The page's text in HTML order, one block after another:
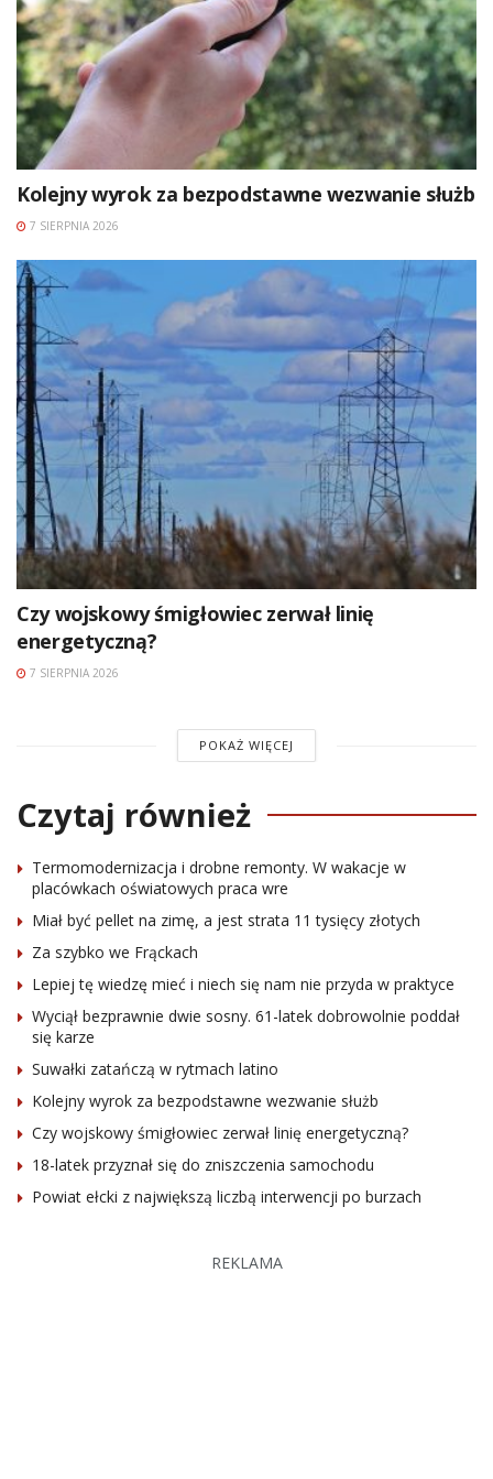
Kolejny wyrok za bezpodstawne wezwanie służb
7 SIERPNIA 2026
Czy wojskowy śmigłowiec zerwał linię
energetyczną?
7 SIERPNIA 2026
POKAŻ WIĘCEJ
Czytaj również
Termomodernizacja i drobne remonty. W wakacje w
placówkach oświatowych praca wre
Miał być pellet na zimę, a jest strata 11 tysięcy złotych
Za szybko we Frąckach
Lepiej tę wiedzę mieć i niech się nam nie przyda w praktyce
Wyciął bezprawnie dwie sosny. 61-latek dobrowolnie poddał
się karze
Suwałki zatańczą w rytmach latino
Kolejny wyrok za bezpodstawne wezwanie służb
Czy wojskowy śmigłowiec zerwał linię energetyczną?
18-latek przyznał się do zniszczenia samochodu
Powiat ełcki z największą liczbą interwencji po burzach
REKLAMA